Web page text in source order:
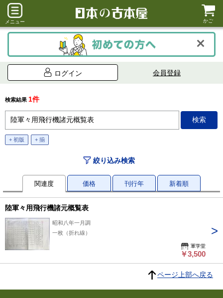
メニュー かご
ログイン 会員登録
検索結果 1件
+ 初版 + 揃
絞り込み検索
関連度 価格 刊行年 新着順
陸軍々用飛行機諸元概覧表
昭和八年一月調
一枚（折れ線）
軍学堂
￥3,500
ページ上部へ戻る